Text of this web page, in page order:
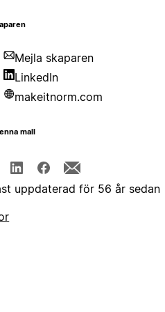
Mejla skaparen
LinkedIn
makeitnorm.com
mall
uppdaterad för 56 år sedan